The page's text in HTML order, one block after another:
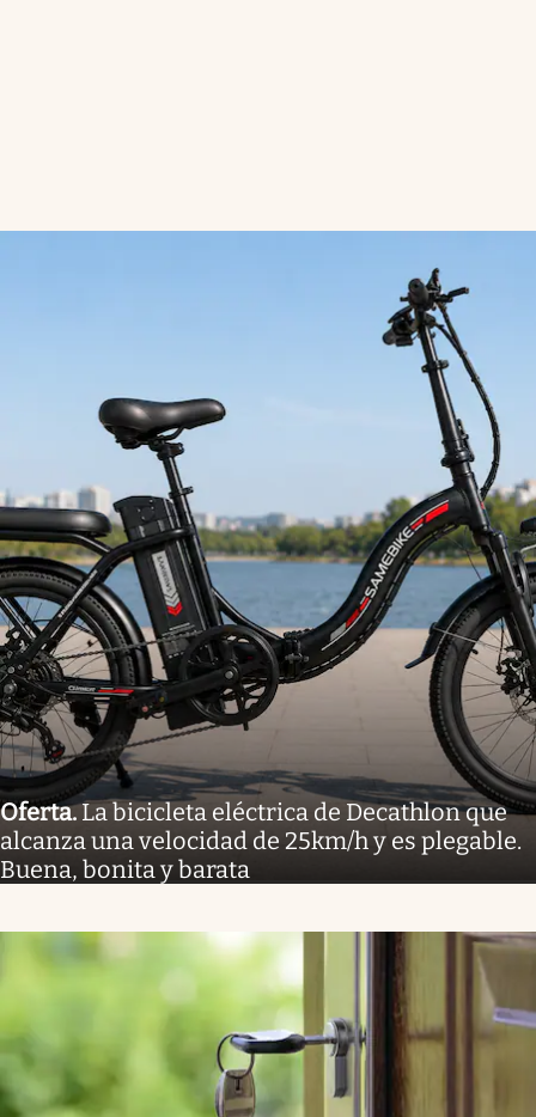
Oferta.La bicicleta eléctrica de Decathlon que
alcanza una velocidad de 25km/h y es plegable.
Buena, bonita y barata